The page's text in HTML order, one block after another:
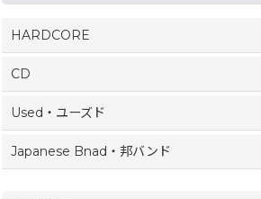
HARDCORE
CD
Used・ユーズド
Japanese Bnad・邦バンド